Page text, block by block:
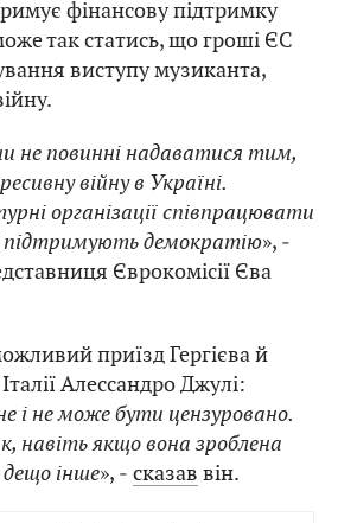
фінансову підтримку
так статись, що гроші ЄС
виступу музиканта,
не повинні надаватися тим,
війну в Україні.
організації співпрацювати
демократію», ‒
Єврокомісії Єва
приїзд Гергієва й
Алессандро Джулі:
і не може бути цензуровано.
навіть якщо вона зроблена
інше», ‒ сказав він.